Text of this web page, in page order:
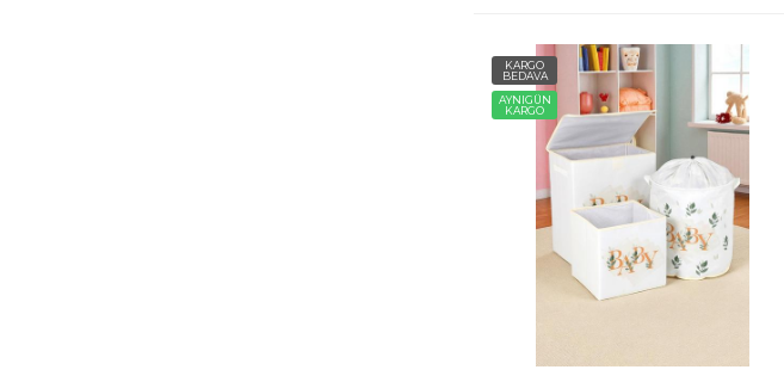
KARGO
BEDAVA
AYNIGÜN
KARGO